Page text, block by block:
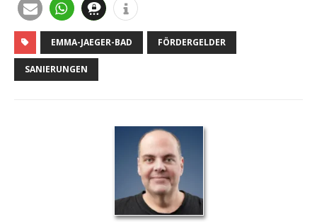
EMMA-JAEGER-BAD FÖRDERGELDER
SANIERUNGEN